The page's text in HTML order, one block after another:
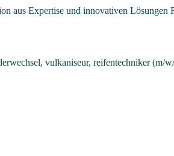
aus Expertise und innovativen
vulkaniseur, reifentechniker (m/